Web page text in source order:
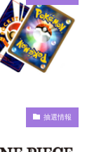
抽選情報